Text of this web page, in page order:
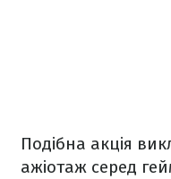
Подібна акція
ажіотаж серед